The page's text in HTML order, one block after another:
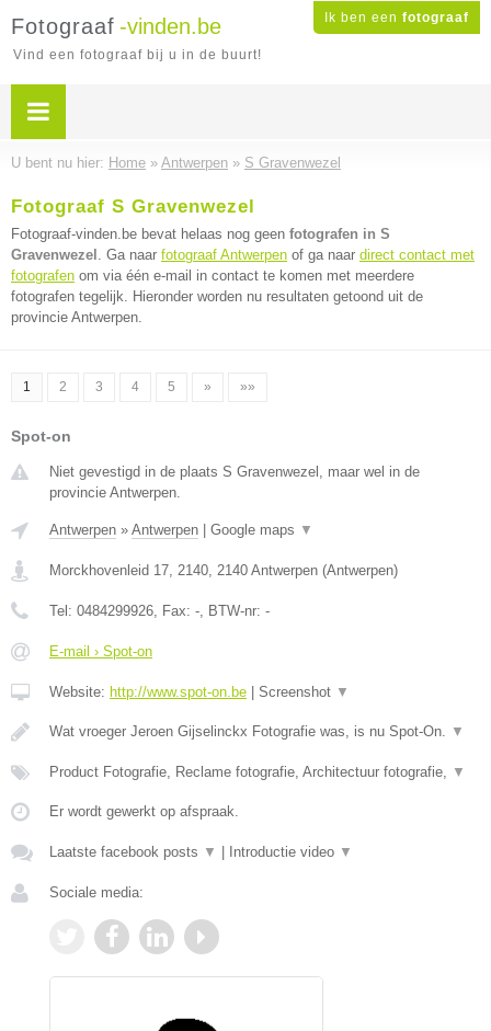
Ik ben een fotograaf
Fotograaf -vinden.be
Vind een fotograaf bij u in de buurt!
U bent nu hier: Home » Antwerpen » S Gravenwezel
Fotograaf S Gravenwezel
Fotograaf-vinden.be bevat helaas nog geen fotografen in S
Gravenwezel . Ga naar fotograaf Antwerpen of ga naar direct contact met
fotografen om via één e-mail in contact te komen met meerdere
fotografen tegelijk. Hieronder worden nu resultaten getoond uit de
provincie Antwerpen.
1 2 3 4 5 » »»
Spot-on
Niet gevestigd in de plaats S Gravenwezel, maar wel in de
provincie Antwerpen.
Antwerpen » Antwerpen Google maps ▼
Morckhovenleid 17, 2140, 2140 Antwerpen (Antwerpen)
Tel: 0484299926, Fax: -, BTW-nr: -
E-mail › Spot-on
Website: http://www.spot-on.be Screenshot ▼
Wat vroeger Jeroen Gijselinckx Fotografie was, is nu Spot-On. ▼
Product Fotografie, Reclame fotografie, Architectuur fotografie, ▼
Er wordt gewerkt op afspraak.
Laatste facebook posts ▼ Introductie video ▼
Sociale media: